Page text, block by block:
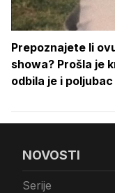
Prepoznajete li
showa? Prošla je
odbila je i
NOVOSTI
Serije